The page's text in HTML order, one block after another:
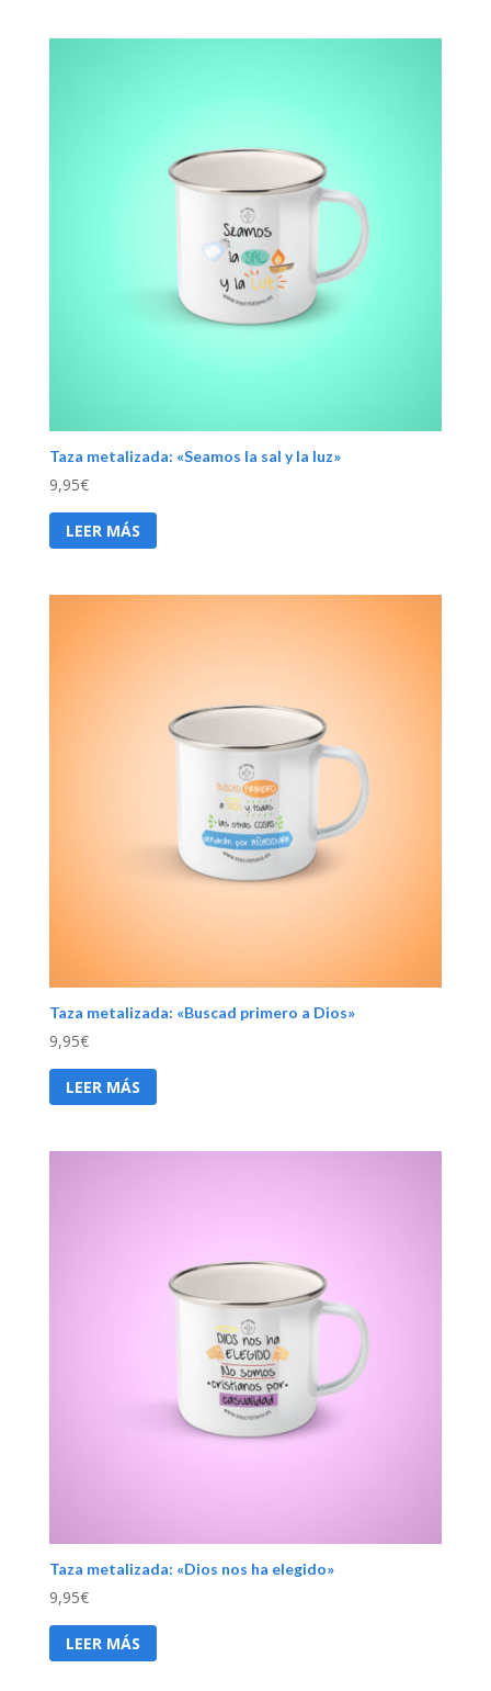
Taza metalizada: «Seamos la sal y la luz»
9,95€
LEER MÁS
Taza metalizada: «Buscad primero a Dios»
9,95€
LEER MÁS
Taza metalizada: «Dios nos ha elegido»
9,95€
LEER MÁS